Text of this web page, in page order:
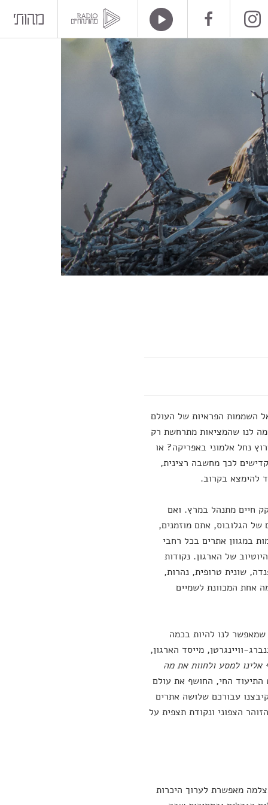
השממות הפראיות של העולם
לנו שהמציאות מתרחשת רק
נחל אלמוני באפריקה? או
לכך מחשבה רצינית,
להימצא בקרוב.
חיים מתנהל במרץ. ואם
הגלובוס, אתם מוזמנים,
במגוון אתרים בכל רחבי
אל ערוץ היוטיוב של הארגון. נקודות
שונית טרופית, נהרות,
אחת המכוונת לשמיים
לנו להיות בכמה
וויינגרטן, מייסד הארגון,
למסע ולחוות את מה
החי, החושף את עולם
עבורכם שלושה אתרים
הצפוני ונקודת תצפית על
מאפשרת לערוך היכרות